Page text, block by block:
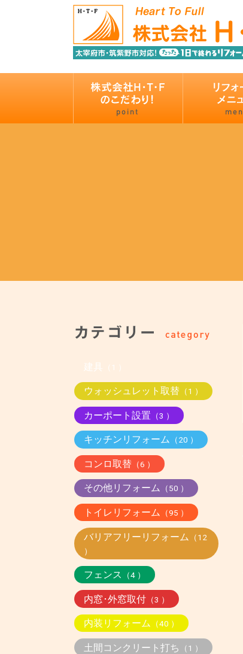
建具 （1 ）
ウォッシュレット取替（1 ）
カーポート設置 （3 ）
キッチンリフォーム （20 ）
コンロ取替（6 ）
その他リフォーム （50 ）
トイレリフォーム （95 ）
バリアフリーリフォーム （12
）
フェンス （4 ）
内窓･外窓取付（3 ）
内装リフォーム （40 ）
土間コンクリート打ち （1 ）